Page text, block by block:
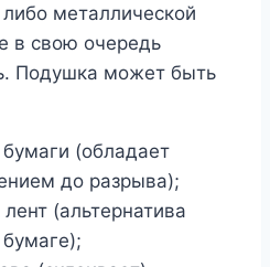
металлической
в свою очередь
Подушка может быть
(обладает
до разрыва);
(альтернатива